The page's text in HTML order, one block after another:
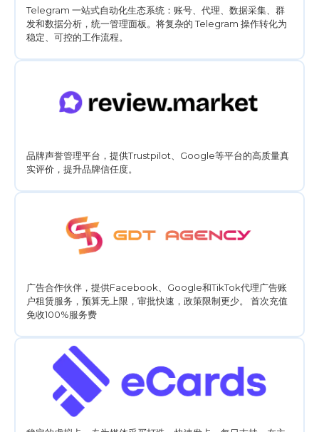
Telegram 一站式自动化生态系统：账号、代理、数据采集、群
发和数据分析，统一管理面板。将复杂的 Telegram 操作转化为
稳定、可控的工作流程。
品牌声誉管理平台，提供Trustpilot、Google等平台的高质量真
实评价，提升品牌信任度。
广告合作伙伴，提供Facebook、Google和TikTok代理广告账
户租赁服务，预算无上限，审批快速，政策限制更少。 首次充值
免收100%服务费